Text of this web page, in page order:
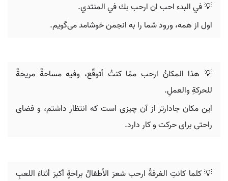
💡 في البدء احب ان ارحب بك في المنتدي.
اول از همه، ورود شما را به انجمن خوشامد می‌گویم.
💡 هذا المكانُ ارحب ممّا كنتُ أتوقّع، وفيه مساحةٌ مريحةٌ
للحركةِ والعملِ.
این مکان جادارتر از آن چیزی است که انتظار داشتم، و فضای
راحتی برای حرکت و کار دارد.
💡 كلما كانتِ الغرفةُ ارحب شعرَ الأطفالُ براحةٍ أكبرَ أثناءَ اللعبِ